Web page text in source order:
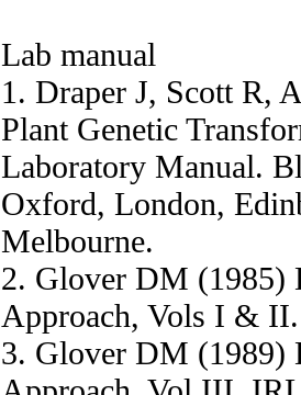
Lab manual
1. Draper J, Scott R,
Plant Genetic
Laboratory Manual.
Oxford, London,
Melbourne.
2. Glover DM (1985)
Approach, Vols I &
3. Glover DM (1989)